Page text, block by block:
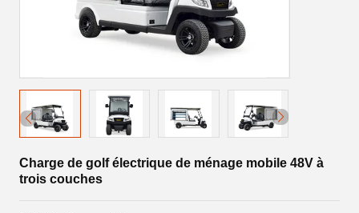
Charge de golf électrique de ménage mobile 48V à
trois couches